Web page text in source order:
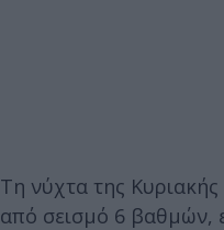
Τη νύχτα της
από σεισμό 6 βαθμών,